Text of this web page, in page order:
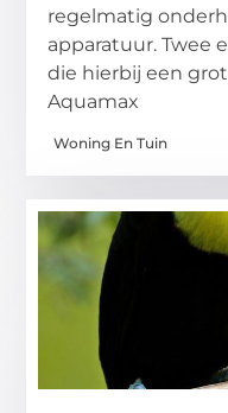
regelmatig
apparatuur. Twee
die hierbij een
Aquamax
Woning En Tuin